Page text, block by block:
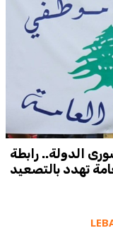
الدولة.. رابطة
تهدد بالتصعيد